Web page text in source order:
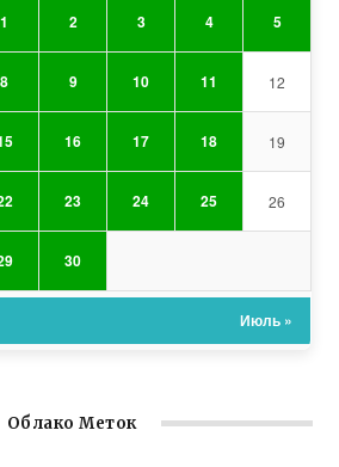
1 2 3 4 5
8 9 10 11 12
16 17 18 19
23 24 25 26
30
Июль »
Облако Меток